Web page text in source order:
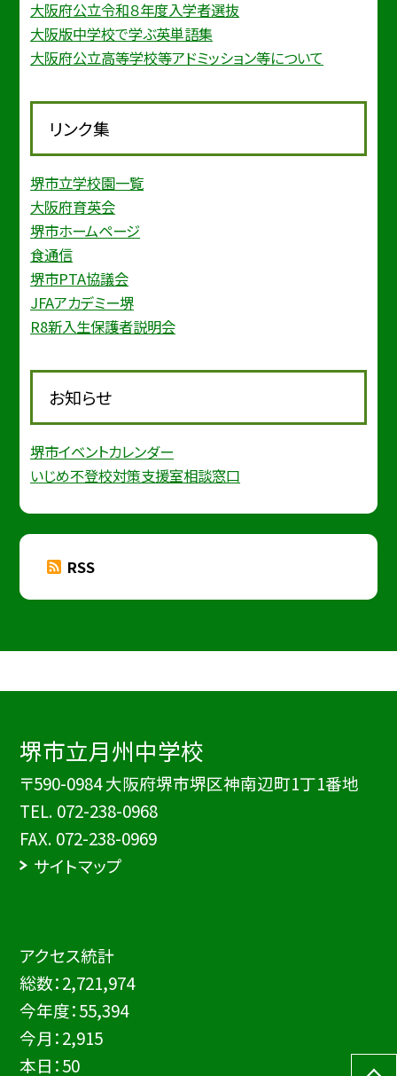
大阪府公立令和８年度入学者選抜
大阪版中学校で学ぶ英単語集
大阪府公立高等学校等アドミッション等について
リンク集
堺市立学校園一覧
大阪府育英会
堺市ホームページ
食通信
堺市PTA協議会
JFAアカデミー堺
R8新入生保護者説明会
お知らせ
堺市イベントカレンダー
いじめ不登校対策支援室相談窓口
RSS
堺市立月州中学校
〒590-0984 大阪府堺市堺区神南辺町1丁1番地
TEL. 072-238-0968
FAX. 072-238-0969
サイトマップ
アクセス統計
総数：2,721,974
今年度：55,394
今月：2,915
本日：50